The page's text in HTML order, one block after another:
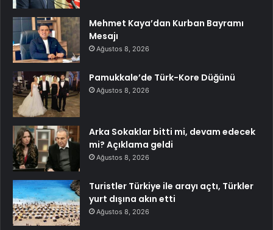
Mehmet Kaya’dan Kurban Bayramı
Mesajı
Ağustos 8, 2026
Pamukkale’de Türk-Kore Düğünü
Ağustos 8, 2026
Arka Sokaklar bitti mi, devam edecek
mi? Açıklama geldi
Ağustos 8, 2026
Turistler Türkiye ile arayı açtı, Türkler
yurt dışına akın etti
Ağustos 8, 2026